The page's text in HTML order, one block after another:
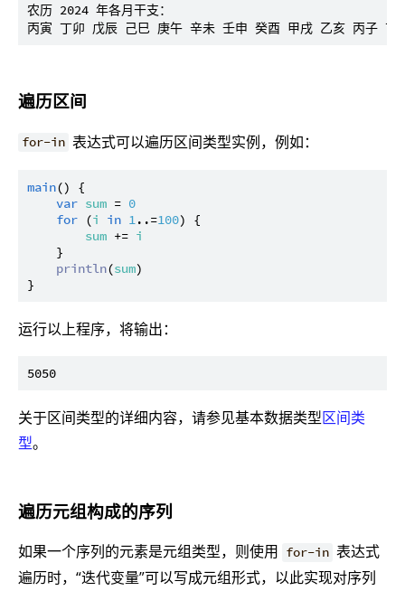
农历 2024 年各月干支：
遍历区间
for-in 表达式可以遍历区间类型实例，例如：
main() {
var sum = 0
for (i in 1..=100) {
sum += i
    }
println(sum)
运行以上程序，将输出：
关于区间类型的详细内容，请参见基本数据类型区间类
型。
遍历元组构成的序列
如果一个序列的元素是元组类型，则使用 for-in 表达式
遍历时，“迭代变量”可以写成元组形式，以此实现对序列